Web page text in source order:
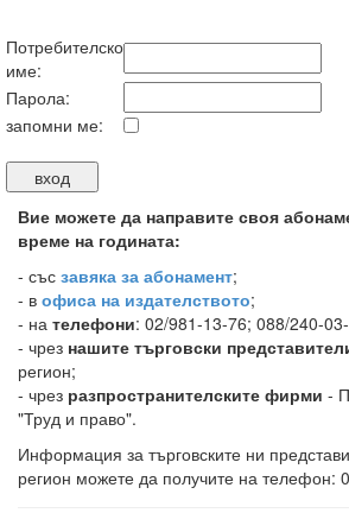
Потребителско
име:
Парола:
запомни ме:
Вие можете да направите своя
време на годината:
- със завяка за абонамент;
- в офиса на издателството;
- на телефони: 02/981-13-76; 088/240-
- чрез нашите търговски
регион;
- чрез разпространителските фирми -
"Труд и право".
Информация за търговските ни
регион можете да получите на телефон: